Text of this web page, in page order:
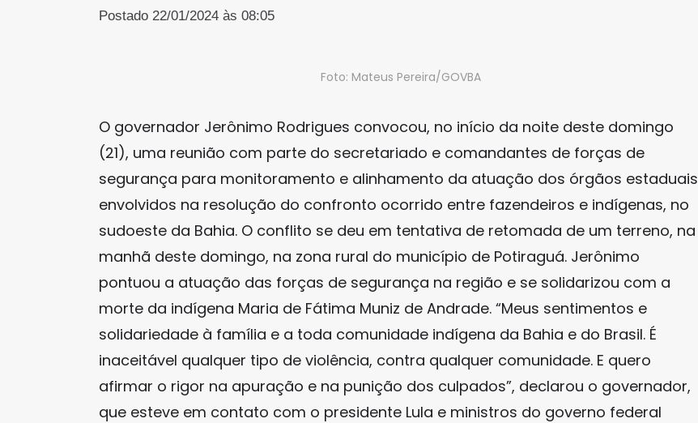
Postado 22/01/2024 às 08:05
Foto: Mateus Pereira/GOVBA
O governador Jerônimo Rodrigues convocou, no início da noite deste domingo
(21), uma reunião com parte do secretariado e comandantes de forças de
segurança para monitoramento e alinhamento da atuação dos órgãos estaduais
envolvidos na resolução do confronto ocorrido entre fazendeiros e indígenas, no
sudoeste da Bahia. O conflito se deu em tentativa de retomada de um terreno, na
manhã deste domingo, na zona rural do município de Potiraguá. Jerônimo
pontuou a atuação das forças de segurança na região e se solidarizou com a
morte da indígena Maria de Fátima Muniz de Andrade. “Meus sentimentos e
solidariedade à família e a toda comunidade indígena da Bahia e do Brasil. É
inaceitável qualquer tipo de violência, contra qualquer comunidade. E quero
afirmar o rigor na apuração e na punição dos culpados”, declarou o governador,
que esteve em contato com o presidente Lula e ministros do governo federal